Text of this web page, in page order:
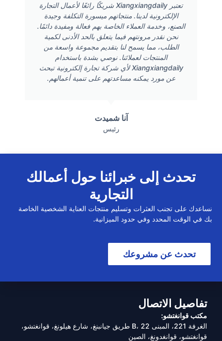
تعتبر Xiangxiangdaily شريكًا رائعًا لأعمال التجارة
الإلكترونية لدينا. منتجاتهم ميسورة التكلفة وجيدة
الصنع، وخدمة العملاء الخاصة بهم فعالة ومفيدة دائمًا.
نحن نقدر مرونتهم فيما يتعلق بالحد الأدنى لكمية
الطلب، مما يسمح لنا بتقديم مجموعة واسعة من
المنتجات لعملائنا. نوصي بشدة باستخدام
Xiangxiangdaily لأي شركة تجارة إلكترونية تبحث
عن مورد يمكنه مساعدتهم على تنمية أعمالهم.
آنا شميدت
رئيس
تحدث إلى خبرائنا حول أعمالك
التجارية
نساعدك على تجنب العثرات وتسليم منتجات العناية الشخصية الخاصة
بك في الوقت المحدد وفي حدود الميزانية.
تحدث عن مشروعك
تفاصيل الاتصال
مكتب قوانغتشو:
الغرفة 221، المبنى B، 22 طريق جيانبنغ، شارع هيلونغ، قوانغتشو،
قوانغتشو، قوانغدونغ، الصين